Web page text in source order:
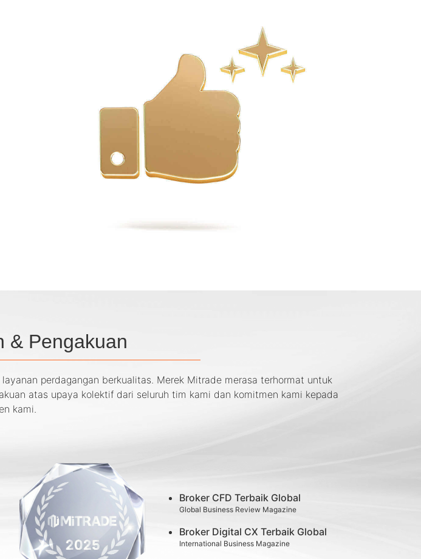
& Pengakuan
perdagangan berkualitas. Merek Mitrade merasa terhormat untuk
atas upaya kolektif dari seluruh tim kami dan komitmen kami kepada
kami.
Broker CFD Terbaik Global
Global Business Review Magazine
Broker Digital CX Terbaik Global
International Business Magazine